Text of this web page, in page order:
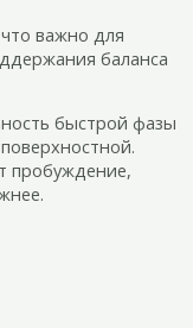
важно для
баланса
быстрой фазы
пробуждение,